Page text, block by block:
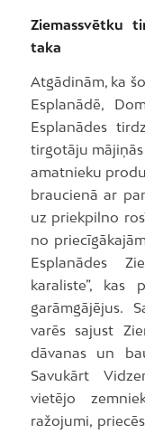
Ziemassvētku
taka
Atgādinām, ka
Esplanādē,
Esplanādes
tirgotāju
amatnieku
braucienā ar
uz priekpilno
no
Esplanādes
karaliste”, kas
garāmgājējus.
varēs sajust
dāvanas un
Savukārt
vietējo
ražojumi,